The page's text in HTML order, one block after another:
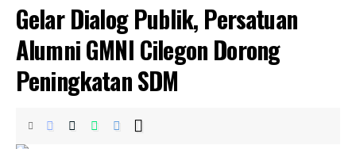
Gelar Dialog Publik, Persatuan
Alumni GMNI Cilegon Dorong
Peningkatan SDM